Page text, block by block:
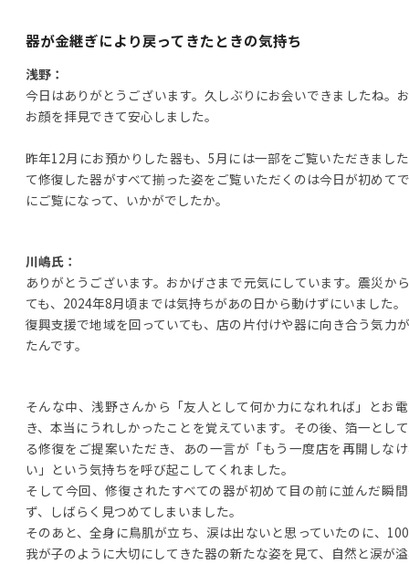
器が金継ぎにより戻ってきたときの気持ち
浅野：
今日はありがとうございます。久しぶりにお会いできましたね。
お顔を拝見できて安心しました。
昨年12月にお預かりした器も、5月には一部をご覧いただきまし
て修復した器がすべて揃った姿をご覧いただくのは今日が初めて
にご覧になって、いかがでしたか。
川嶋氏：
ありがとうございます。おかげさまで元気にしています。震災か
ても、2024年8月頃までは気持ちがあの日から動けずにいました。
復興支援で地域を回っていても、店の片付けや器に向き合う気力
たんです。
そんな中、浅野さんから「友人として何か力になれれば」とお
き、本当にうれしかったことを覚えています。その後、箔一とし
る修復をご提案いただき、あの一言が「もう一度店を再開しな
い」という気持ちを呼び起こしてくれました。
そして今回、修復されたすべての器が初めて目の前に並んだ瞬
ず、しばらく見つめてしまいました。
そのあと、全身に鳥肌が立ち、涙は出ないと思っていたのに、
我が子のように大切にしてきた器の新たな姿を見て、自然と涙が